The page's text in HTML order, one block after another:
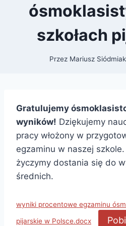
szkołach
Przez Mariusz Siódmiak
Gratulujemy
wyników! Dziękujemy
pracy włożony w
egzaminu w naszej
życzymy dostania się do
średnich.
wyniki procentowe egzaminu
pijarskie w Polsce.docx